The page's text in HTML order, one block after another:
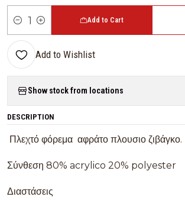
Quantity
Add to Cart
Add to Wishlist
Show stock from locations
DESCRIPTION
Πλεχτό φόρεμα αφράτο πλουσιο ζιβάγκο.
Σύνθεση 80% acrylico 20% polyester
Διαστάσεις